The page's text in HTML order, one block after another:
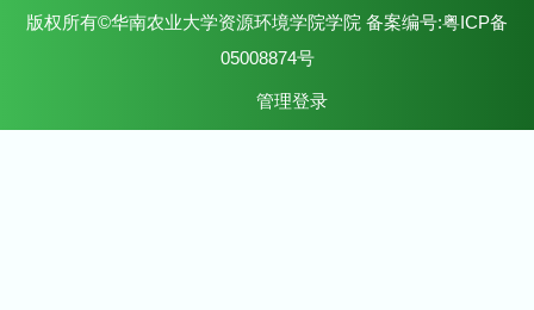
版权所有©华南农业大学资源环境学院学院 备案编号:粤ICP备
05008874号
管理登录